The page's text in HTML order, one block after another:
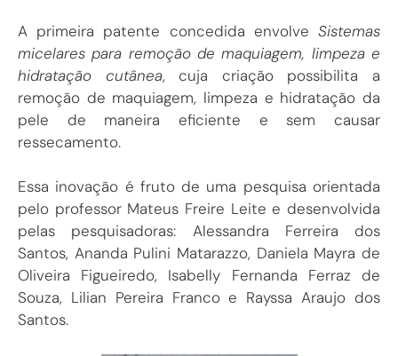
A primeira patente concedida envolve Sistemas
micelares para remoção de maquiagem, limpeza e
hidratação cutânea, cuja criação possibilita a
remoção de maquiagem, limpeza e hidratação da
pele de maneira eficiente e sem causar
ressecamento.
Essa inovação é fruto de uma pesquisa orientada
pelo professor Mateus Freire Leite e desenvolvida
pelas pesquisadoras: Alessandra Ferreira dos
Santos, Ananda Pulini Matarazzo, Daniela Mayra de
Oliveira Figueiredo, Isabelly Fernanda Ferraz de
Souza, Lilian Pereira Franco e Rayssa Araujo dos
Santos.